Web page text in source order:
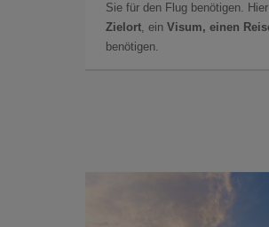
Sie für den Flug benötigen.
Zielort, ein Visum, einen
benötigen.